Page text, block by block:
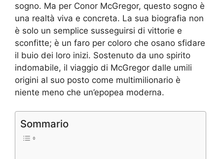
sogno. Ma per Conor McGregor, questo sogno è
una realtà viva e concreta. La sua biografia non
è solo un semplice susseguirsi di vittorie e
sconfitte; è un faro per coloro che osano sfidare
il buio dei loro inizi. Sostenuto da uno spirito
indomabile, il viaggio di McGregor dalle umili
origini al suo posto come multimilionario è
niente meno che un’epopea moderna.
Sommario